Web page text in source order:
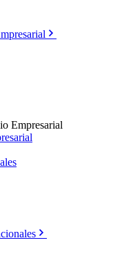
Empresarial